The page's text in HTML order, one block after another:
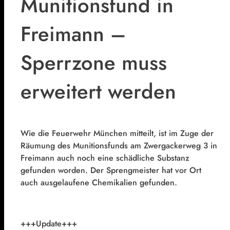
Freimann –
Sperrzone muss
erweitert werden
Wie die Feuerwehr München mitteilt, ist im Zuge der
Räumung des Munitionsfunds am Zwergackerweg 3 in
Freimann auch noch eine schädliche Substanz
gefunden worden. Der Sprengmeister hat vor Ort
auch ausgelaufene Chemikalien gefunden.
+++Update+++